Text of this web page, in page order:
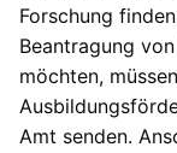
Forschung
Beantragung
möchten,
Amt senden.